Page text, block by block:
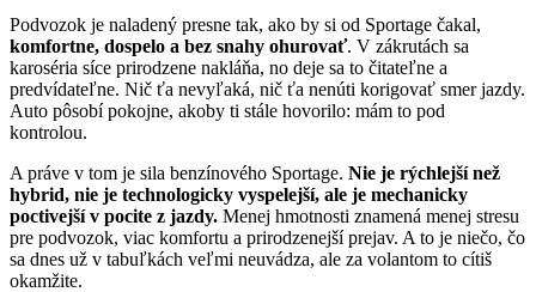
Podvozok je naladený presne tak, ako by si od Sportage čakal,
komfortne, dospelo a bez snahy ohurovať. V zákrutách sa
karoséria síce prirodzene nakláňa, no deje sa to čitateľne a
predvídateľne. Nič ťa nevyľaká, nič ťa nenúti korigovať smer jazdy.
Auto pôsobí pokojne, akoby ti stále hovorilo: mám to pod
kontrolou.
A práve v tom je sila benzínového Sportage. Nie je rýchlejší než
hybrid, nie je technologicky vyspelejší, ale je mechanicky
poctivejší v pocite z jazdy. Menej hmotnosti znamená menej stresu
pre podvozok, viac komfortu a prirodzenejší prejav. A to je niečo, čo
sa dnes už v tabuľkách veľmi neuvádza, ale za volantom to cítiš
okamžite.